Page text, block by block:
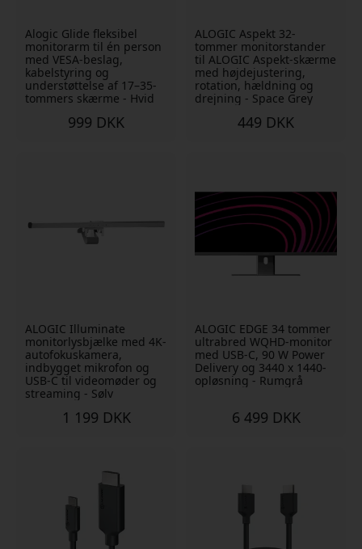
Alogic Glide fleksibel
monitorarm til én person
med VESA-beslag,
kabelstyring og
understøttelse af 17–35-
tommers skærme - Hvid
999 DKK
ALOGIC Aspekt 32-
tommer monitorstander
til ALOGIC Aspekt-skærme
med højdejustering,
rotation, hældning og
drejning - Space Grey
449 DKK
ALOGIC Illuminate
monitorlysbjælke med 4K-
autofokuskamera,
indbygget mikrofon og
USB-C til videomøder og
streaming - Sølv
1 199 DKK
ALOGIC EDGE 34 tommer
ultrabred WQHD-monitor
med USB-C, 90 W Power
Delivery og 3440 x 1440-
opløsning - Rumgrå
6 499 DKK